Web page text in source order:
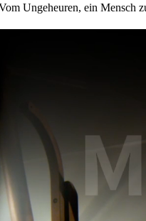
Ungeheuren, ein Mensch